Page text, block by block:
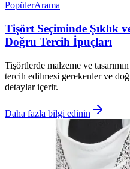
PopülerArama
Tişört Seçiminde Şıklık
Doğru Tercih İpuçları
Tişörtlerde malzeme ve
tercih edilmesi gerekenler ve
detaylar içerir.
Daha fazla bilgi edinin